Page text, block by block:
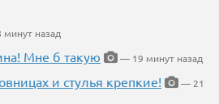
назад
Мне б такую
— 19 минут назад
и стулья крепкие!
— 21